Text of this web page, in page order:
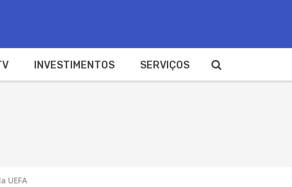
INVESTIMENTOS SERVIÇOS
UEFA